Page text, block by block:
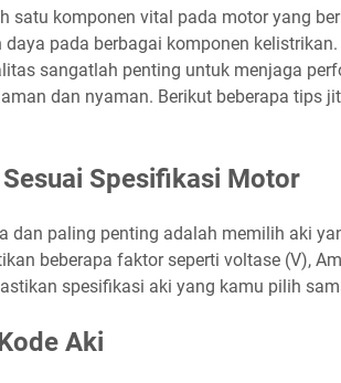
satu komponen vital pada motor yang
pada berbagai komponen
sangatlah penting untuk menjaga
dan nyaman. Berikut beberapa tips
Spesifikasi Motor
dan paling penting adalah memilih aki
beberapa faktor seperti voltase (V),
spesifikasi aki yang kamu pilih
Aki